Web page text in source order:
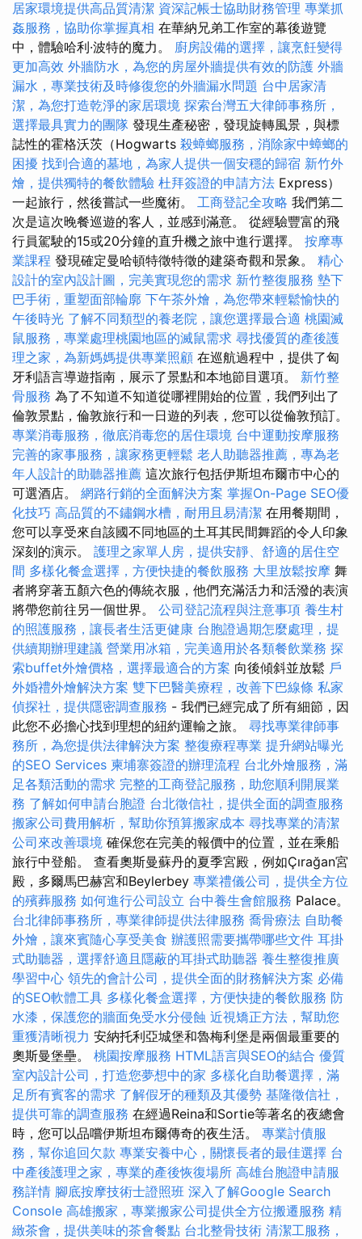
居家環境提供高品質清潔 資深記帳士協助財務管理 專業抓
姦服務，協助你掌握真相 在華納兄弟工作室的幕後遊覽
中，體驗哈利·波特的魔力。 廚房設備的選擇，讓烹飪變得
更加高效 外牆防水，為您的房屋外牆提供有效的防護 外牆
漏水，專業技術及時修復您的外牆漏水問題 台中居家清
潔，為您打造乾淨的家居環境 探索台灣五大律師事務所，
選擇最具實力的團隊 發現生產秘密，發現旋轉風景，與標
誌性的霍格沃茨（Hogwarts 殺蟑螂服務，消除家中蟑螂的
困擾 找到合適的墓地，為家人提供一個安穩的歸宿 新竹外
燴，提供獨特的餐飲體驗 杜拜簽證的申請方法 Express）
一起旅行，然後嘗試一些魔術。 工商登記全攻略 我們第二
次是這次晚餐巡遊的客人，並感到滿意。 從經驗豐富的飛
行員駕駛的15或20分鐘的直升機之旅中進行選擇。 按摩專
業課程 發現確定曼哈頓特徵特徵的建築奇觀和景象。 精心
設計的室內設計圖，完美實現您的需求 新竹整復服務 墊下
巴手術，重塑面部輪廓 下午茶外燴，為您帶來輕鬆愉快的
午後時光 了解不同類型的養老院，讓您選擇最合適 桃園滅
鼠服務，專業處理桃園地區的滅鼠需求 尋找優質的產後護
理之家，為新媽媽提供專業照顧 在巡航過程中，提供了匈
牙利語言導遊指南，展示了景點和本地節目選項。 新竹整
骨服務 為了不知道不知道從哪裡開始的位置，我們列出了
倫敦景點，倫敦旅行和一日遊的列表，您可以從倫敦預訂。
專業消毒服務，徹底消毒您的居住環境 台中運動按摩服務
完善的家事服務，讓家務更輕鬆 老人助聽器推薦，專為老
年人設計的助聽器推薦 這次旅行包括伊斯坦布爾市中心的
可選酒店。 網路行銷的全面解決方案 掌握On-Page SEO優
化技巧 高品質的不鏽鋼水槽，耐用且易清潔 在用餐期間，
您可以享受來自該國不同地區的土耳其民間舞蹈的令人印象
深刻的演示。 護理之家單人房，提供安靜、舒適的居住空
間 多樣化餐盒選擇，方便快捷的餐飲服務 大里放鬆按摩 舞
者將穿著五顏六色的傳統衣服，他們充滿活力和活潑的表演
將帶您前往另一個世界。 公司登記流程與注意事項 養生村
的照護服務，讓長者生活更健康 台胞證過期怎麼處理，提
供續期辦理建議 營業用冰箱，完美適用於各類餐飲業務 探
索buffet外燴價格，選擇最適合的方案 向後傾斜並放鬆 戶
外婚禮外燴解決方案 雙下巴醫美療程，改善下巴線條 私家
偵探社，提供隱密調查服務 - 我們已經完成了所有細節，因
此您不必擔心找到理想的紐約運輸之旅。 尋找專業律師事
務所，為您提供法律解決方案 整復療程專業 提升網站曝光
的SEO Services 柬埔寨簽證的辦理流程 台北外燴服務，滿
足各類活動的需求 完整的工商登記服務，助您順利開展業
務 了解如何申請台胞證 台北徵信社，提供全面的調查服務
搬家公司費用解析，幫助你預算搬家成本 尋找專業的清潔
公司來改善環境 確保您在完美的報價中的位置，並在乘船
旅行中登船。 查看奧斯曼蘇丹的夏季宮殿，例如Çırağan宮
殿，多爾馬巴赫宮和Beylerbey 專業禮儀公司，提供全方位
的殯葬服務 如何進行公司設立 台中養生會館服務 Palace。
台北律師事務所，專業律師提供法律服務 喬骨療法 自助餐
外燴，讓來賓隨心享受美食 辦護照需要攜帶哪些文件 耳掛
式助聽器，選擇舒適且隱蔽的耳掛式助聽器 養生整復推廣
學習中心 領先的會計公司，提供全面的財務解決方案 必備
的SEO軟體工具 多樣化餐盒選擇，方便快捷的餐飲服務 防
水漆，保護您的牆面免受水分侵蝕 近視矯正方法，幫助您
重獲清晰視力 安納托利亞城堡和魯梅利堡是兩個最重要的
奧斯曼堡壘。 桃園按摩服務 HTML語言與SEO的結合 優質
室內設計公司，打造您夢想中的家 多樣化自助餐選擇，滿
足所有賓客的需求 了解假牙的種類及其優勢 基隆徵信社，
提供可靠的調查服務 在經過Reina和Sortie等著名的夜總會
時，您可以品嚐伊斯坦布爾傳奇的夜生活。 專業討債服
務，幫你追回欠款 專業安養中心，關懷長者的最佳選擇 台
中產後護理之家，專業的產後恢復場所 高雄台胞證申請服
務詳情 腳底按摩技術士證照班 深入了解Google Search
Console 高雄搬家，專業搬家公司提供全方位搬遷服務 精
緻茶會，提供美味的茶會餐點 台北整骨技術 清潔工服務，